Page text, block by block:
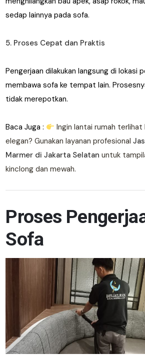
sedap lainnya pada sofa.
5. Proses Cepat dan Praktis
Pengerjaan dilakukan langsung di lokasi
membawa sofa ke tempat lain.
tidak merepotkan.
Baca Juga :
Ingin lantai rumah terlihat
elegan? Gunakan layanan profesional
Marmer di Jakarta Selatan untuk
kinclong dan mewah.
Proses
Sofa